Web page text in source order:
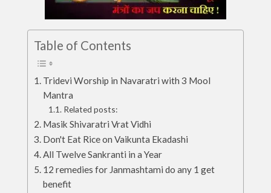
Table of Contents
Tridevi Worship in Navaratri with 3 Mool
Mantra
Related posts:
Masik Shivaratri Vrat Vidhi
Don't Eat Rice on Vaikunta Ekadashi
All Twelve Sankranti in a Year
12 remedies for Janmashtami do any 1 get
benefit